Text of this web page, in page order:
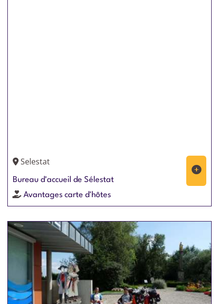
Selestat
Bureau d'accueil de Sélestat
Avantages carte d'hôtes